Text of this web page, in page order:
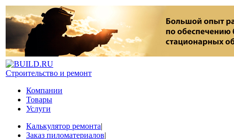
Строительство и ремонт
Компании
Товары
Услуги
Калькулятор ремонта|
Заказ пиломатериалов|